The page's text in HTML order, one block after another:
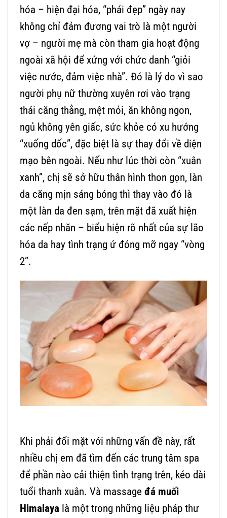
hóa – hiện đại hóa, “phái đẹp” ngày nay
không chỉ đảm đương vai trò là một người
vợ – người mẹ mà còn tham gia hoạt động
ngoài xã hội để xứng với chức danh “giỏi
việc nước, đảm việc nhà”. Đó là lý do vì sao
người phụ nữ thường xuyên rơi vào trạng
thái căng thẳng, mệt mỏi, ăn không ngon,
ngủ không yên giấc, sức khỏe có xu hướng
“xuống dốc”, đặc biệt là sự thay đổi về diện
mạo bên ngoài. Nếu như lúc thời còn “xuân
xanh”, chị sẽ sở hữu thân hình thon gọn, làn
da căng mịn sáng bóng thì thay vào đó là
một làn da đen sạm, trên mặt đã xuất hiện
các nếp nhăn – biểu hiện rõ nhất của sự lão
hóa da hay tình trạng ứ đóng mỡ ngay “vòng
2”.
Khi phải đối mặt với những vấn đề này, rất
nhiều chị em đã tìm đến các trung tâm spa
để phần nào cải thiện tình trạng trên, kéo dài
tuổi thanh xuân. Và massage đá muối
Himalaya là một trong những liệu pháp thư